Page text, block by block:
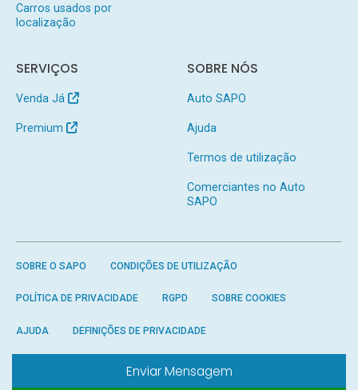
Enviar Mensagem
Carros usados por
localização
SERVIÇOS
Venda Já
Premium
SOBRE NÓS
Auto SAPO
Ajuda
Termos de utilização
Comerciantes no Auto
SAPO
SOBRE O SAPO CONDIÇÕES DE UTILIZAÇÃO
POLÍTICA DE PRIVACIDADE RGPD SOBRE COOKIES
AJUDA DEFINIÇÕES DE PRIVACIDADE